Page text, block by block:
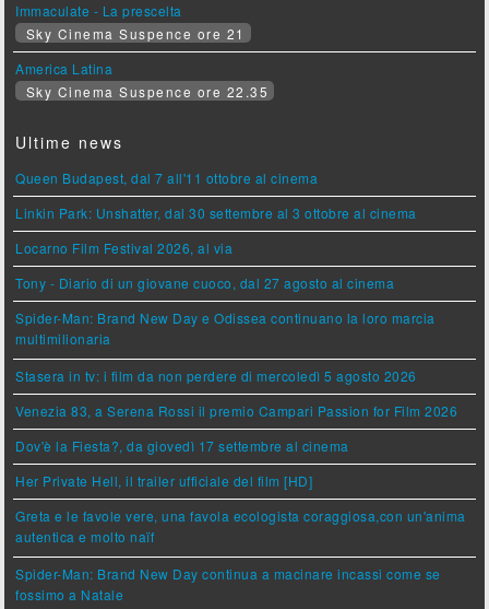
Immaculate - La prescelta
Sky Cinema Suspence ore 21
America Latina
Sky Cinema Suspence ore 22.35
Ultime news
Queen Budapest, dal 7 all'11 ottobre al cinema
Linkin Park: Unshatter, dal 30 settembre al 3 ottobre al cinema
Locarno Film Festival 2026, al via
Tony - Diario di un giovane cuoco, dal 27 agosto al cinema
Spider-Man: Brand New Day e Odissea continuano la loro marcia
multimilionaria
Stasera in tv: i film da non perdere di mercoledì 5 agosto 2026
Venezia 83, a Serena Rossi il premio Campari Passion for Film 2026
Dov'è la Fiesta?, da giovedì 17 settembre al cinema
Her Private Hell, il trailer ufficiale del film [HD]
Greta e le favole vere, una favola ecologista coraggiosa,con un'anima
autentica e molto naïf
Spider-Man: Brand New Day continua a macinare incassi come se
fossimo a Natale